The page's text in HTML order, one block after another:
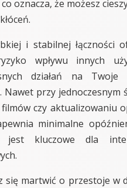
oznacza, że możesz
i stabilnej łączności
wpływu innych
działań na Twoje
Nawet przy jednoczesnym
czy aktualizowaniu
minimalne
kluczowe dla
się martwić o przestoje w